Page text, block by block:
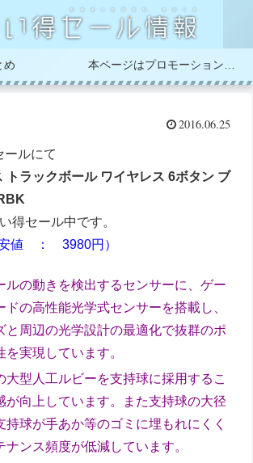
め
2016.06.25
ールにて
トラックボール ワイヤレス 6ボタン ブ
得セール中です。
安値 ： 3980円）
ルの動きを検出するセンサーに、ゲー
ドの高性能光学式センサーを搭載し、
と周辺の光学設計の最適化で抜群のポ
を実現しています。
大型人工ルビーを支持球に採用するこ
が向上しています。また支持球の大径
持球が手あか等のゴミに埋もれにくく
ナンス頻度が低減しています。